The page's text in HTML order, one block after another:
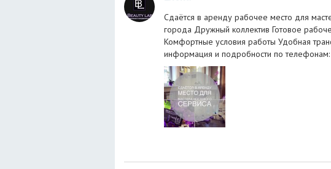
Сдаётся в аренду рабочее место для
города Дружный коллектив Готовое
Комфортные условия работы Удобная
информация и подробности по телефонам: